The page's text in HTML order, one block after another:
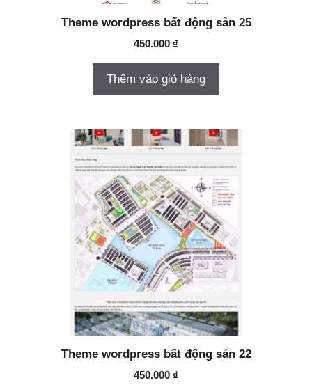
Theme wordpress bất động sản 25
450.000 ₫
Thêm vào giỏ hàng
Theme wordpress bất động sản 22
450.000 ₫